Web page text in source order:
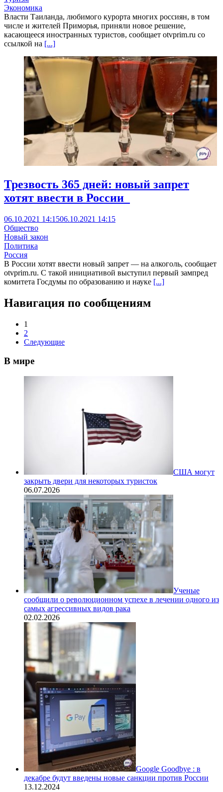
Экономика
Власти Таиланда, любимого курорта многих россиян, в том
числе и жителей Приморья, приняли новое решение,
касающееся иностранных туристов, сообщает otvprim.ru со
ссылкой на [...]
Трезвость 365 дней: новый запрет
хотят ввести в России
06.10.2021 14:1506.10.2021 14:15
Общество
Новый закон
Политика
Россия
В России хотят ввести новый запрет — на алкоголь, сообщает
otvprim.ru. С такой инициативой выступил первый зампред
комитета Госдумы по образованию и науке [...]
Навигация по сообщениям
1
2
Следующие
В мире
США могут
закрыть двери для некоторых туристок
06.07.2026
Ученые
сообщили о революционном успехе в лечении одного из
самых агрессивных видов рака
02.02.2026
Google Goodbye : в
декабре будут введены новые санкции против России
13.12.2024